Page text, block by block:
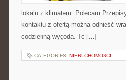
lokalu z klimatem. Polecam
kontaktu z ofertą można odnieść
codzienną wygodą. To […]
CATEGORIES: NIERUCHOMOŚCI